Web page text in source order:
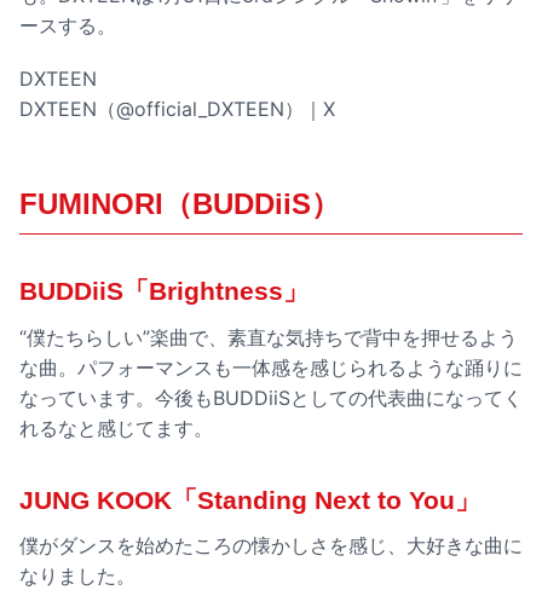
ースする。
DXTEEN
DXTEEN（@official_DXTEEN）｜X
FUMINORI（BUDDiiS）
BUDDiiS「Brightness」
“僕たちらしい”楽曲で、素直な気持ちで背中を押せるよう
な曲。パフォーマンスも一体感を感じられるような踊りに
なっています。今後もBUDDiiSとしての代表曲になってく
れるなと感じてます。
JUNG KOOK「Standing Next to You」
僕がダンスを始めたころの懐かしさを感じ、大好きな曲に
なりました。